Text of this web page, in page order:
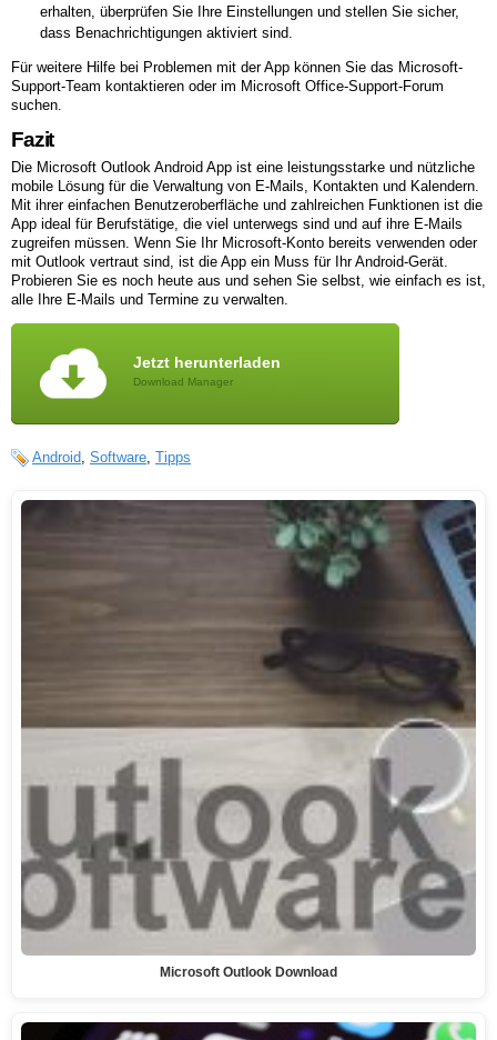
erhalten, überprüfen Sie Ihre Einstellungen und stellen Sie sicher,
dass Benachrichtigungen aktiviert sind.
Für weitere Hilfe bei Problemen mit der App können Sie das Microsoft-
Support-Team kontaktieren oder im Microsoft Office-Support-Forum
suchen.
Fazit
Die Microsoft Outlook Android App ist eine leistungsstarke und nützliche
mobile Lösung für die Verwaltung von E-Mails, Kontakten und Kalendern.
Mit ihrer einfachen Benutzeroberfläche und zahlreichen Funktionen ist die
App ideal für Berufstätige, die viel unterwegs sind und auf ihre E-Mails
zugreifen müssen. Wenn Sie Ihr Microsoft-Konto bereits verwenden oder
mit Outlook vertraut sind, ist die App ein Muss für Ihr Android-Gerät.
Probieren Sie es noch heute aus und sehen Sie selbst, wie einfach es ist,
alle Ihre E-Mails und Termine zu verwalten.
Jetzt herunterladen
Download Manager
Android, Software, Tipps
Microsoft Outlook Download